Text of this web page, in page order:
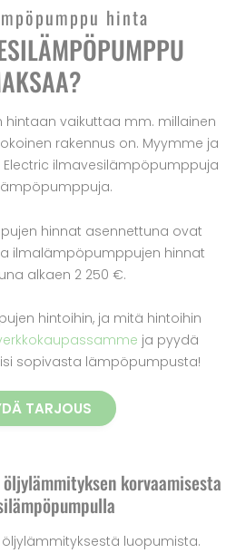
hinta
vaikuttaa mm. millainen
rakennus on. Myymme ja
ilmavesilämpöpumppuja
hinnat asennettuna ovat
ilmalämpöpumppujen hinnat
alkaen 2 250 €.
hintoihin, ja mitä hintoihin
ja pyydä
sopivasta lämpöpumpusta!
TARJOUS
korvaamisesta
luopumista.